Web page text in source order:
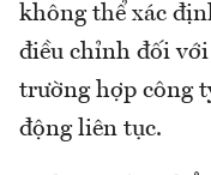
không thể xác
điều chỉnh đối
trường hợp công
động liên tục.